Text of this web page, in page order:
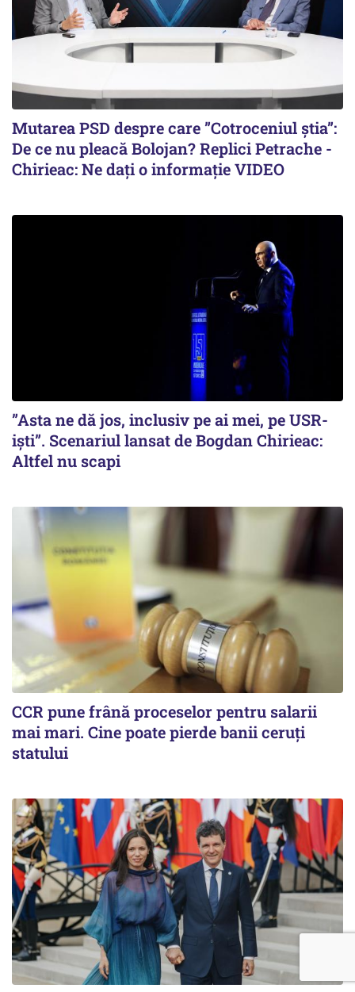
Mutarea PSD despre care ”Cotroceniul știa”:
De ce nu pleacă Bolojan? Replici Petrache -
Chirieac: Ne dați o informație VIDEO
”Asta ne dă jos, inclusiv pe ai mei, pe USR-
iști”. Scenariul lansat de Bogdan Chirieac:
Altfel nu scapi
CCR pune frână proceselor pentru salarii
mai mari. Cine poate pierde banii ceruți
statului